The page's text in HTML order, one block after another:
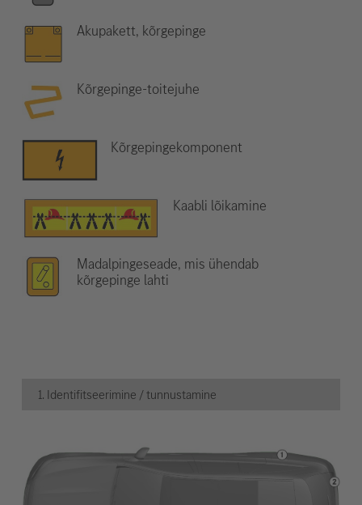
Akupakett, kõrgepinge
Kõrgepinge-toitejuhe
Kõrgepingekomponent
Kaabli lõikamine
Madalpingeseade, mis ühendab
kõrgepinge lahti
1. Identifitseerimine / tunnustamine